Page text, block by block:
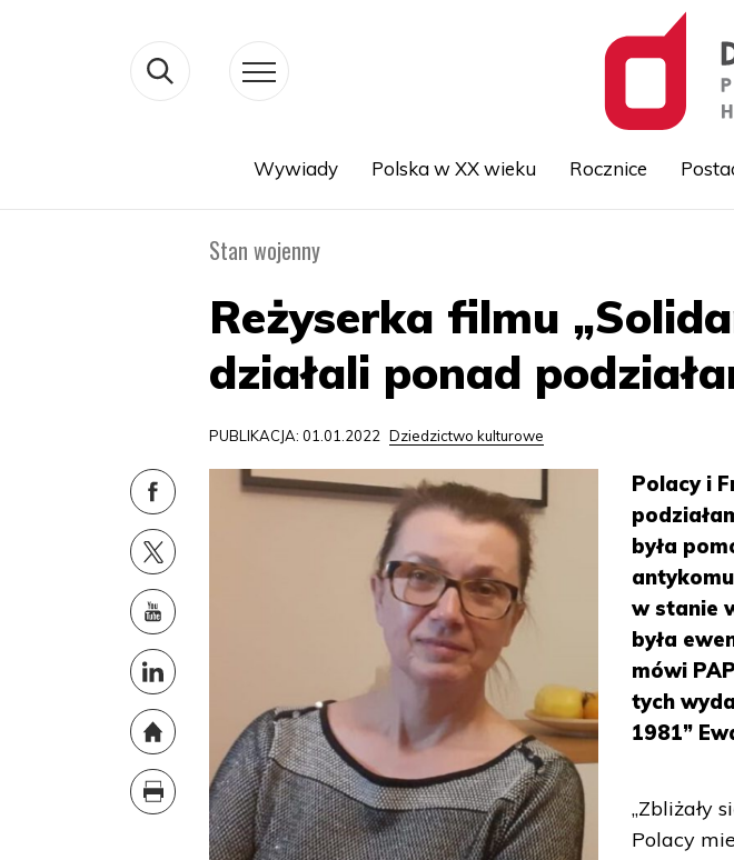
Wywiady Polska w XX wieku Rocznice
Stan wojenny
Reżyserka filmu
działali ponad
PUBLIKACJA: 01.01.2022 Dziedzictwo kulturowe
Polacy i
była
w stanie
była
mówi
tych
1981”
„Zbliżały
Polacy